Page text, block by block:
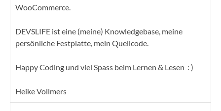
WooCommerce.
DEVSLIFE ist eine (meine) Knowledgebase, meine
persönliche Festplatte, mein Quellcode.
Happy Coding und viel Spass beim Lernen & Lesen : )
Heike Vollmers